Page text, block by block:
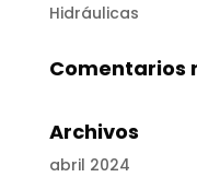
Hidráulicas
Comentarios
Archivos
abril 2024